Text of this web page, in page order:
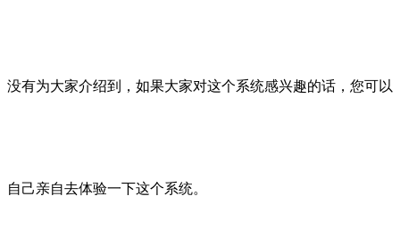
没有为大家介绍到，如果大家对这个系统感兴趣的话，您可以
自己亲自去体验一下这个系统。